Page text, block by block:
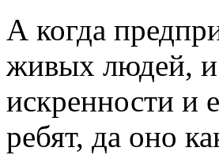
А когда
живых людей, и
искренности и
ребят, да оно